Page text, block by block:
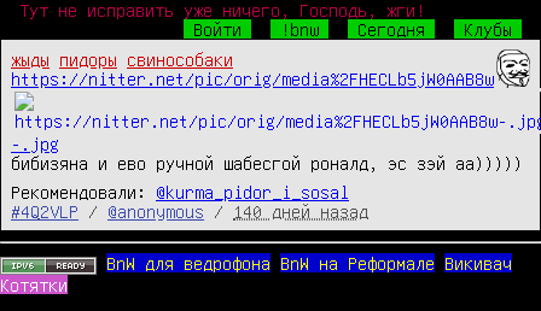
Тут не исправить уже ничего, Господь, жги!
Войти
!bnw Сегодня
Клубы
жыды
пидоры
свинособаки
https://nitter.net/pic/orig/media%2FHECLb5jW0AAB8w
-.jpg
бибизяна и ево ручной шабесгой роналд, эс зэй аа)))))
Рекомендовали: @kurma_pidor_i_sosal
#4Q2VLP
/ @anonymous / 140 дней назад
BnW для ведрофона BnW на Реформале
Викивач
Котятки